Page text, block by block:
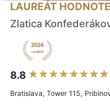
LAUREÁT
Zlatica
8.8
Bratislava, Tower 115,